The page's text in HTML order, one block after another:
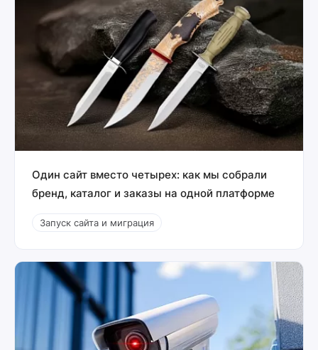
Один сайт вместо четырех: как мы собрали
бренд, каталог и заказы на одной платформе
Запуск сайта и миграция